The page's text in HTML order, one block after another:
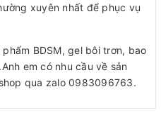
xuyên nhất để phục vụ
BDSM, gel bôi trơn, bao
em có nhu cầu về sản
qua zalo 0983096763.